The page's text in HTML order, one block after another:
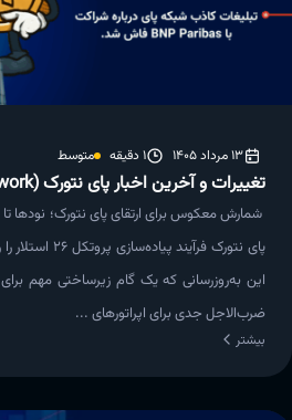
13 مرداد 1405 1 دقیقه متوسط
تغییرات و آخرین اخبار پای نتورک (Pi Network)
پای نتورک
این به‌روزرسانی که یک گام زیرساختی مهم
ضرب‌الاجل جدی برای اپراتورهای ...
بیشتر